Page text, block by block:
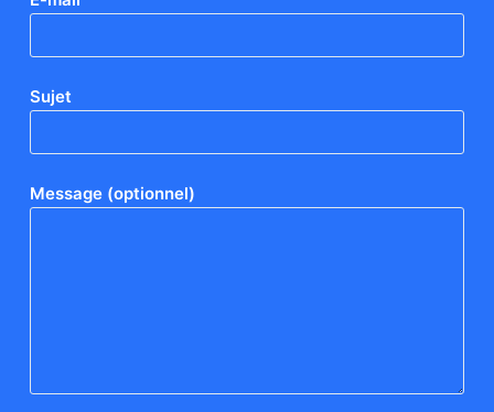
Sujet
Message (optionnel)